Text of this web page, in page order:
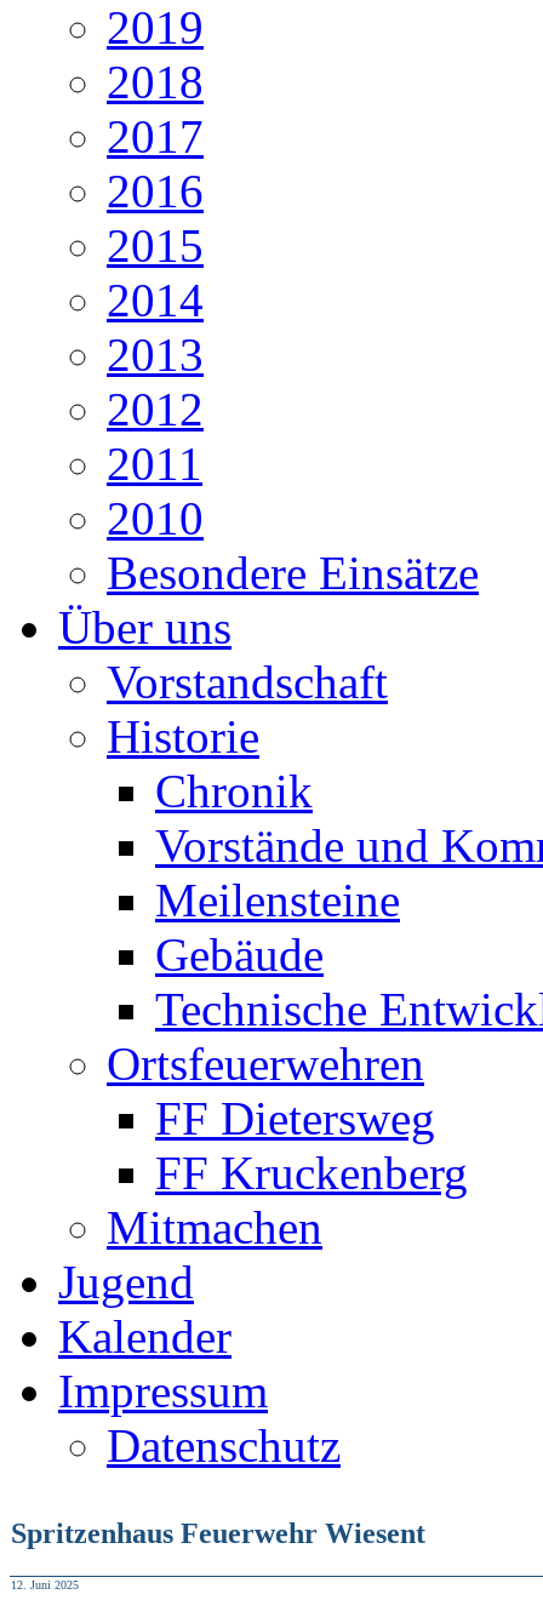
2019
2018
2017
2016
2015
2014
2013
2012
2011
2010
Besondere Einsätze
Über uns
Vorstandschaft
Historie
Chronik
Vorstände und
Meilensteine
Gebäude
Technische
Ortsfeuerwehren
FF Dietersweg
FF Kruckenberg
Mitmachen
Jugend
Kalender
Impressum
Datenschutz
Spritzenhaus Feuerwehr Wiesent
12. Juni 2025